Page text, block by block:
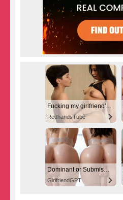
Fucking my girlfriend's hot mommy by mistake
RedhandsTube
Dominant or Submissive? Cold or Wild?
GirlfriendGPT